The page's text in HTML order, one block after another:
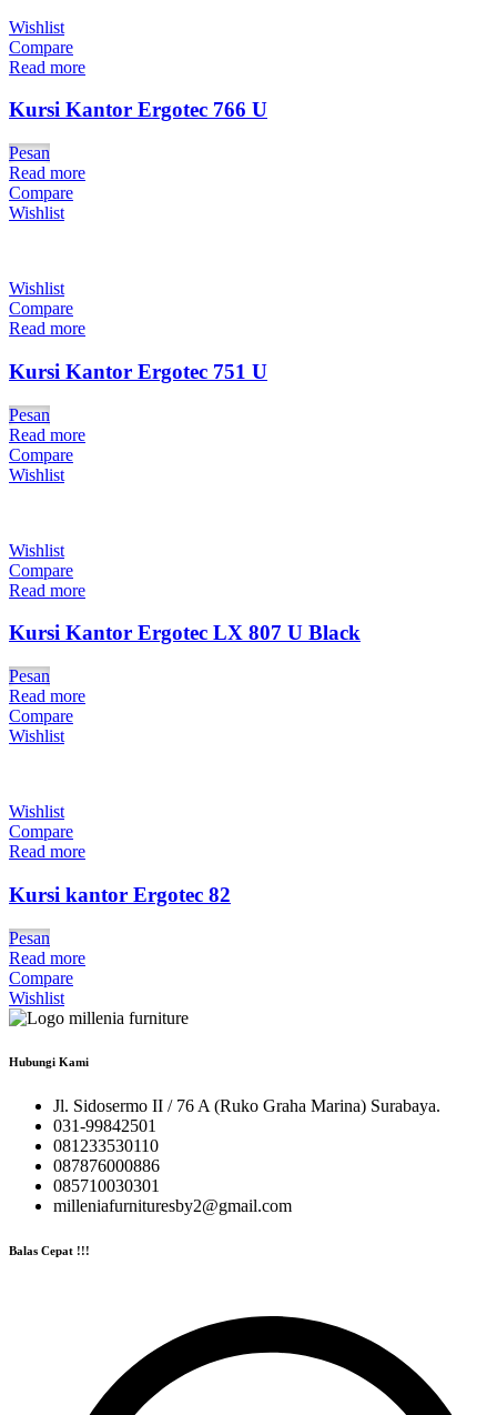
Wishlist
Compare
Read more
Kursi Kantor Ergotec 766 U
Pesan
Read more
Compare
Wishlist
Wishlist
Compare
Read more
Kursi Kantor Ergotec 751 U
Pesan
Read more
Compare
Wishlist
Wishlist
Compare
Read more
Kursi Kantor Ergotec LX 807 U Black
Pesan
Read more
Compare
Wishlist
Wishlist
Compare
Read more
Kursi kantor Ergotec 82
Pesan
Read more
Compare
Wishlist
Hubungi Kami
Jl. Sidosermo II / 76 A (Ruko Graha Marina) Surabaya.
031-99842501
081233530110
087876000886
085710030301
milleniafurnituresby2@gmail.com
Balas Cepat !!!